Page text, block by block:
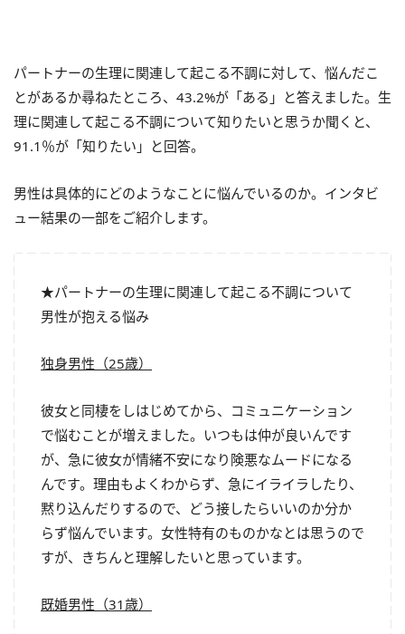
パートナーの生理に関連して起こる不調に対して、悩んだこ
とがあるか尋ねたところ、43.2%が「ある」と答えました。生
理に関連して起こる不調について知りたいと思うか聞くと、
91.1％が「知りたい」と回答。
男性は具体的にどのようなことに悩んでいるのか。インタビ
ュー結果の一部をご紹介します。
★パートナーの生理に関連して起こる不調について
男性が抱える悩み
独身男性（25歳）
彼女と同棲をしはじめてから、コミュニケーション
で悩むことが増えました。いつもは仲が良いんです
が、急に彼女が情緒不安になり険悪なムードになる
んです。理由もよくわからず、急にイライラしたり、
黙り込んだりするので、どう接したらいいのか分か
らず悩んでいます。女性特有のものかなとは思うので
すが、きちんと理解したいと思っています。
既婚男性（31歳）